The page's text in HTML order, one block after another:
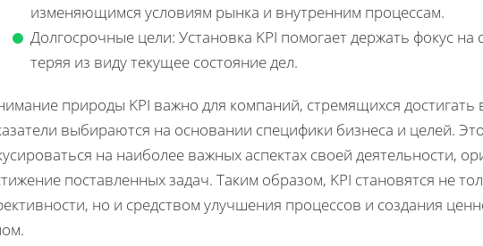
изменяющимся условиям рынка и внутренним процессам.
Долгосрочные цели: Установка KPI помогает держать фокус на
теряя из виду текущее состояние дел.
природы KPI важно для компаний, стремящихся достигать
выбираются на основании специфики бизнеса и целей.
на наиболее важных аспектах своей деятельности,
поставленных задач. Таким образом, KPI становятся не
но и средством улучшения процессов и создания